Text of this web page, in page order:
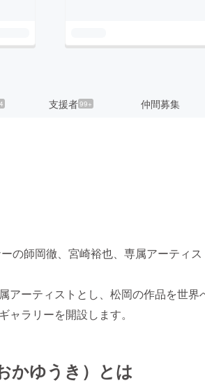
4 支援者99+ 仲間募集
の師岡徹、宮崎裕也、専属アーティ
アーティストとし、松岡の作品を世界
ャラリーを開設します。
かゆうき）とは